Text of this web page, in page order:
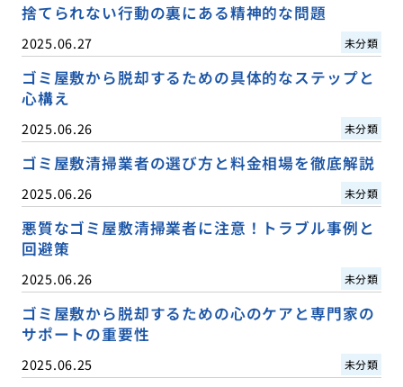
捨てられない行動の裏にある精神的な問題
2025.06.27 未分類
ゴミ屋敷から脱却するための具体的なステップと
心構え
2025.06.26 未分類
ゴミ屋敷清掃業者の選び方と料金相場を徹底解説
2025.06.26 未分類
悪質なゴミ屋敷清掃業者に注意！トラブル事例と
回避策
2025.06.26 未分類
ゴミ屋敷から脱却するための心のケアと専門家の
サポートの重要性
2025.06.25 未分類